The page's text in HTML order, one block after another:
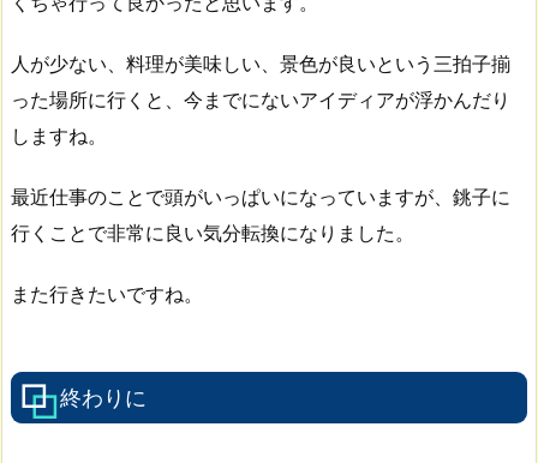
人が少ない、料理が美味しい、景色が良いという三拍子揃
った場所に行くと、今までにないアイディアが浮かんだり
しますね。
最近仕事のことで頭がいっぱいになっていますが、銚子に
行くことで非常に良い気分転換になりました。
また行きたいですね。
終わりに